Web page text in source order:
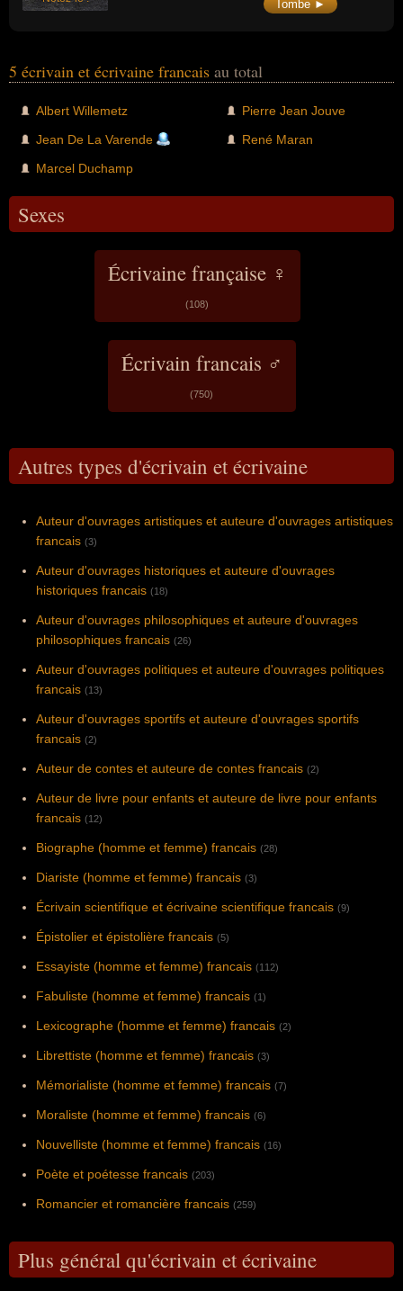
Tombe ►
5 écrivain et écrivaine francais au total
Albert Willemetz
Jean De La Varende
Marcel Duchamp
Pierre Jean Jouve
René Maran
Sexes
Écrivaine française ♀
(108)
Écrivain francais ♂
(750)
Autres types d'écrivain et écrivaine
Auteur d'ouvrages artistiques et auteure d'ouvrages artistiques
francais (3)
Auteur d'ouvrages historiques et auteure d'ouvrages
historiques francais (18)
Auteur d'ouvrages philosophiques et auteure d'ouvrages
philosophiques francais (26)
Auteur d'ouvrages politiques et auteure d'ouvrages politiques
francais (13)
Auteur d'ouvrages sportifs et auteure d'ouvrages sportifs
francais (2)
Auteur de contes et auteure de contes francais (2)
Auteur de livre pour enfants et auteure de livre pour enfants
francais (12)
Biographe (homme et femme) francais (28)
Diariste (homme et femme) francais (3)
Écrivain scientifique et écrivaine scientifique francais (9)
Épistolier et épistolière francais (5)
Essayiste (homme et femme) francais (112)
Fabuliste (homme et femme) francais (1)
Lexicographe (homme et femme) francais (2)
Librettiste (homme et femme) francais (3)
Mémorialiste (homme et femme) francais (7)
Moraliste (homme et femme) francais (6)
Nouvelliste (homme et femme) francais (16)
Poète et poétesse francais (203)
Romancier et romancière francais (259)
Plus général qu'écrivain et écrivaine